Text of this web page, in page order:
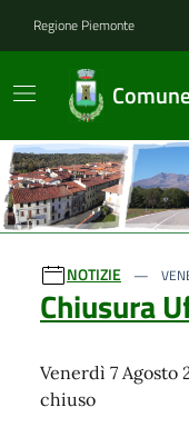
Regione Piemonte
Ultime
NOTIZIE
Chiusura
Venerdì 7 Agosto
chiuso